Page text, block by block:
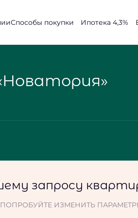
Способы покупки
запросу
ПОПРОБУЙТЕ ИЗМЕНИТЬ